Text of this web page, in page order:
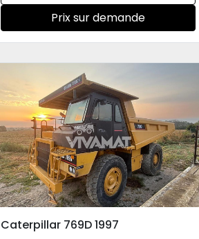
Prix sur demande
Caterpillar 769D 1997